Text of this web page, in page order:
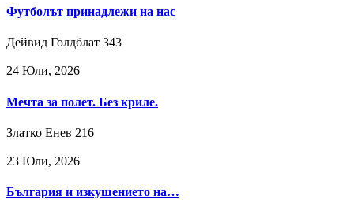
Футболът принадлежи на нас
Дейвид Голдблат 343
24 Юли, 2026
Мечта за полет. Без криле.
Златко Енев 216
23 Юли, 2026
България и изкушението на…